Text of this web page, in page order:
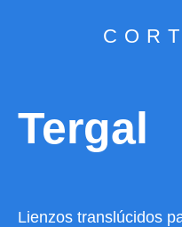
Tergal
Lienzos translúcidos